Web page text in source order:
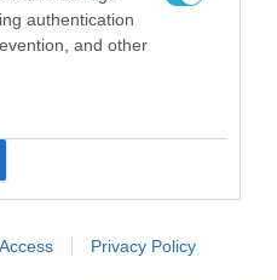
authentication
and other
Privacy Policy
«αντίο» στον πρώην
(φωτο)